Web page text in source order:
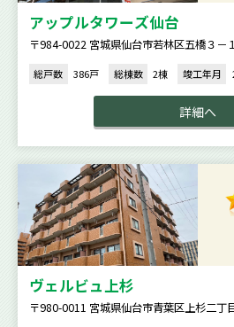
アップルタワーズ仙台
〒984-0022 宮城県仙台市若林区五橋３－
総戸数 386戸 総棟数 2棟 竣工年月
詳細へ
ヴェルビュ上杉
〒980-0011 宮城県仙台市青葉区上杉二丁